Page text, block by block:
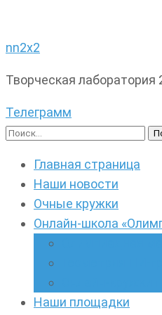
nn2x2
Творческая
Телеграмм
Найти:
Главная страница
Наши новости
Очные кружки
Онлайн-школа
Наши площадки